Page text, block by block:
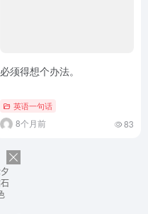
必须得想个办法。
英语一句话
8个月前 83